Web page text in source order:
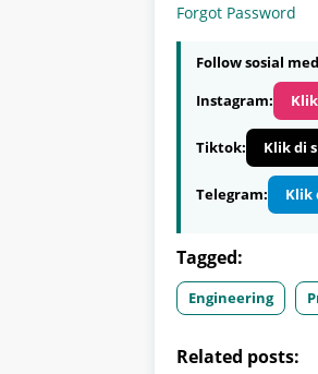
Forgot Password
Follow sosial
Instagram:
Tiktok: Klik di
Telegram: Klik
Tagged:
Engineering
Related posts: